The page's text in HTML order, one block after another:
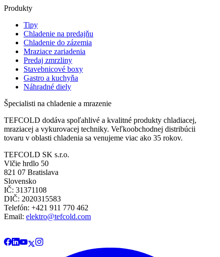
Produkty
Tipy
Chladenie na predajňu
Chladenie do zázemia
Mraziace zariadenia
Predaj zmrzliny
Stavebnicové boxy
Gastro a kuchyňa
Náhradné diely
Špecialisti na chladenie a mrazenie
TEFCOLD dodáva spoľahlivé a kvalitné produkty chladiacej,
mraziacej a vykurovacej techniky. Veľkoobchodnej distribúcii
tovaru v oblasti chladenia sa venujeme viac ako 35 rokov.
TEFCOLD SK s.r.o.
Vlčie hrdlo 50
821 07 Bratislava
Slovensko
IČ: 31371108
DIČ: 2020315583
Telefón: +421 911 770 462
Email: elektro@tefcold.com